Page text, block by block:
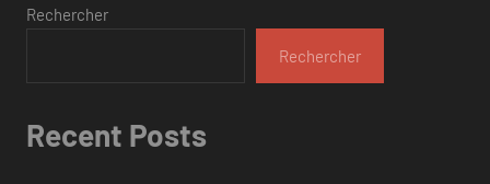
Rechercher
Rechercher
Recent Posts